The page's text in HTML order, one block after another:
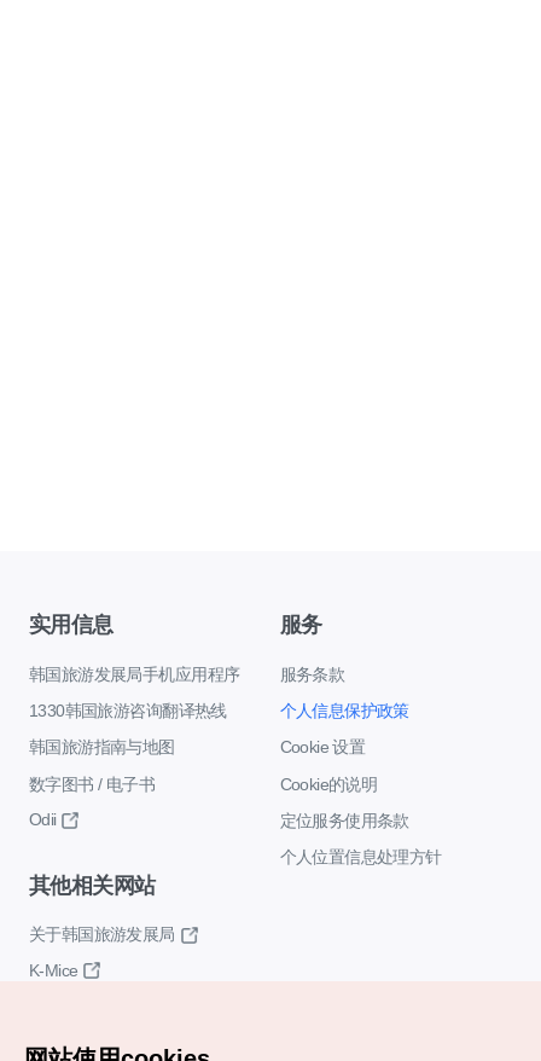
实用信息
韩国旅游发展局手机应用程序
1330韩国旅游咨询翻译热线
韩国旅游指南与地图
数字图书 / 电子书
Odii
服务
服务条款
个人信息保护政策
Cookie 设置
Cookie的说明
定位服务使用条款
个人位置信息处理方针
其他相关网站
关于韩国旅游发展局
K-Mice